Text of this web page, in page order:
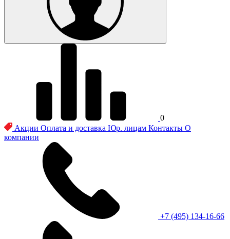
0
Акции Оплата и доставка Юр. лицам Контакты О
компании
+7 (495) 134-16-66